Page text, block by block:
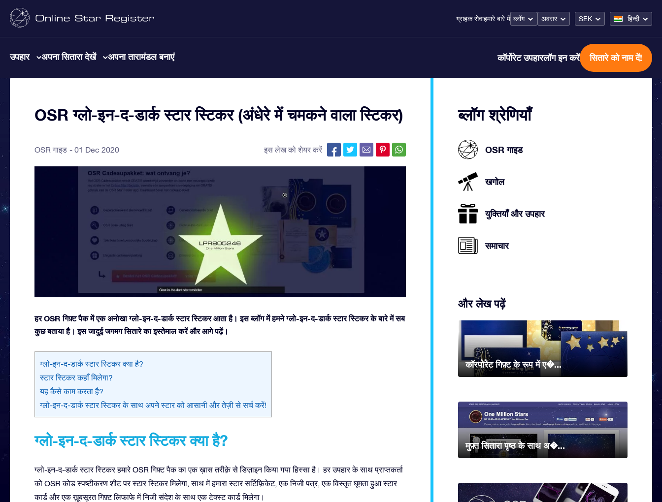
ग्राहक सेवाहमारे बारे में ब्लॉग अवसर SEK हिन्दी
उपहार अपना सितारा देखें अपना तारामंडल बनाएं कॉर्पोरेट उपहारलॉग इन करें सितारे को नाम दें!
OSR ग्लो-इन-द-डार्क स्टार स्टिकर (अंधेरे में चमकने वाला स्टिकर)
OSR गाइड 01 Dec 2020 इस लेख को शेयर करें
हर OSR गिफ़्ट पैक में एक अनोखा ग्लो-इन-द-डार्क स्टार स्टिकर आता है। इस ब्लॉग में हमने ग्लो-इन-द-डार्क स्टार स्टिकर के बारे में सब
कुछ बताया है। इस जादुई जगमग सितारे का इस्तेमाल करें और आगे पढ़ें।
ग्लो-इन-द-डार्क स्टार स्टिकर क्या है?
स्टार स्टिकर कहाँ मिलेगा?
यह कैसे काम करता है?
ग्लो-इन-द-डार्क स्टार स्टिकर के साथ अपने स्टार को आसानी और तेज़ी से सर्च करें!
ग्लो-इन-द-डार्क स्टार स्टिकर क्या है?
ग्लो-इन-द-डार्क स्टार स्टिकर हमारे OSR गिफ़्ट पैक का एक ख़ास तरीक़े से डिज़ाइन किया गया हिस्सा है। हर उपहार के साथ प्राप्तकर्ता
को OSR कोड स्पष्टीकरण शीट पर स्टार स्टिकर मिलेगा, साथ में हमारा स्टार सर्टिफ़िकेट, एक निजी पत्र, एक विस्तृत घूमता हुआ स्टार
कार्ड और एक ख़ूबसूरत गिफ़्ट लिफाफे में निजी संदेश के साथ एक टेक्स्ट कार्ड मिलेगा।
ब्लॉग श्रेणियाँ
OSR गाइड
खगोल
युक्तियाँ और उपहार
समाचार
और लेख पढ़ें
कॉरपोरेट गिफ़्ट के रूप में ए�...
मुफ़्त सितारा पृष्ठ के साथ अ�...